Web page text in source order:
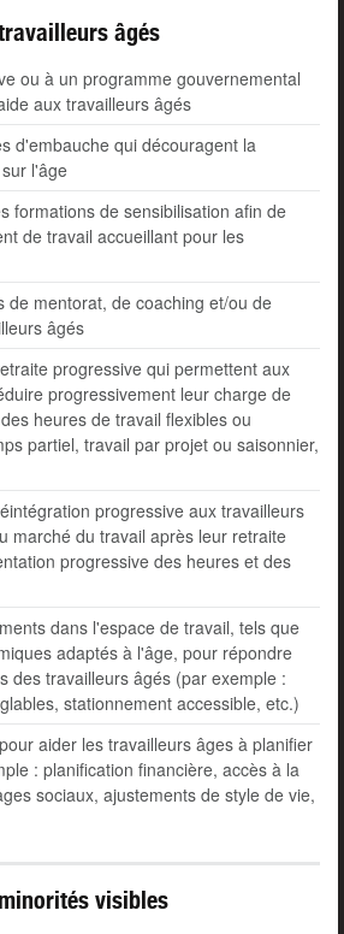
âgés
ou à un programme gouvernemental
aux travailleurs âgés
d'embauche qui découragent la
l'âge
formations de sensibilisation afin de
de travail accueillant pour les
de mentorat, de coaching et/ou de
âgés
progressive qui permettent aux
progressivement leur charge de
heures de travail flexibles ou
partiel, travail par projet ou saisonnier,
progressive aux travailleurs
marché du travail après leur retraite
progressive des heures et des
dans l'espace de travail, tels que
adaptés à l'âge, pour répondre
des travailleurs âgés (par exemple :
stationnement accessible, etc.)
aider les travailleurs âges à planifier
: planification financière, accès à la
sociaux, ajustements de style de vie,
visibles